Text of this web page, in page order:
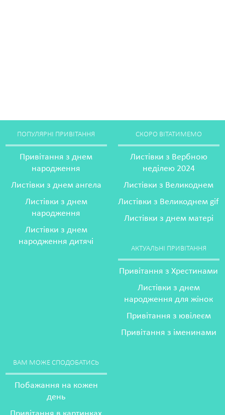
ПОПУЛЯРНІ ПРИВІТАННЯ
Привітання з днем
народження
Листівки з днем ангела
Листівки з днем
народження
Листівки з днем
народження дитячі
СКОРО ВІТАТИМЕМО
Листівки з Вербною
неділею 2024
Листівки з Великоднем
Листівки з Великоднем gif
Листівки з днем матері
АКТУАЛЬНІ ПРИВІТАННЯ
Привітання з Хрестинами
Листівки з днем
народження для жінок
Привітання з ювілеєм
Привітання з іменинами
ВАМ МОЖЕ СПОДОБАТИСЬ
Побажання на кожен
день